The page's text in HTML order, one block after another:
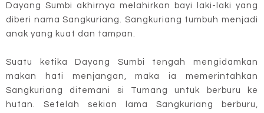
Dayang Sumbi akhirnya melahirkan bayi laki-laki yang
diberi nama Sangkuriang. Sangkuriang tumbuh menjadi
anak yang kuat dan tampan.
Suatu ketika Dayang Sumbi tengah mengidamkan
makan hati menjangan, maka ia memerintahkan
Sangkuriang ditemani si Tumang untuk berburu ke
hutan. Setelah sekian lama Sangkuriang berburu,